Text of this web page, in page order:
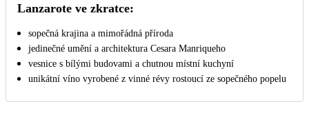
Lanzarote ve zkratce:
sopečná krajina a mimořádná příroda
jedinečné umění a architektura Cesara Manriqueho
vesnice s bílými budovami a chutnou místní kuchyní
unikátní víno vyrobené z vinné révy rostoucí ze sopečného popelu